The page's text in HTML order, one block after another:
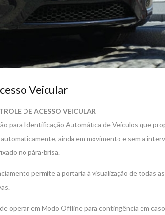
Veicular
DE ACESSO VEICULAR
para Identificação Automática de Veículos que
ainda em movimento e sem a
no pára-brisa.
permite a portaria à visualização de todas
operar em Modo Offline para contingência em